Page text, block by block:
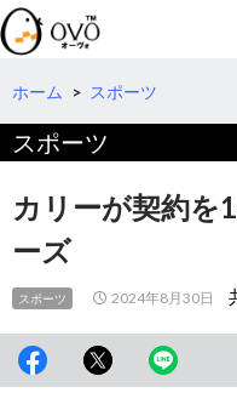
検
索
コ
テ
へ
動
ホーム > スポーツ
スポーツ
カリーが契約を
ーズ
スポーツ 2024年8月30日